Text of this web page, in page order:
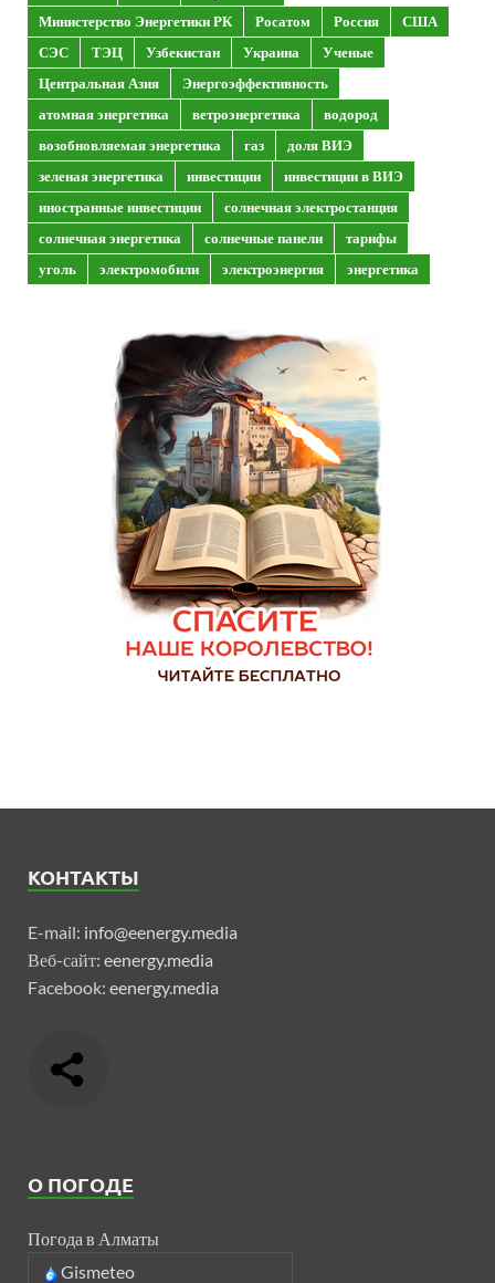
Министерство Энергетики РК
Росатом Россия
США
СЭС
ТЭЦ Узбекистан Украина
Ученые
Центральная Азия
Энергоэффективность
атомная энергетика
ветроэнергетика
водород
возобновляемая энергетика
газ
доля ВИЭ
зеленая энергетика
инвестиции
инвестиции в ВИЭ
иностранные инвестиции
солнечная электростанция
солнечная энергетика
солнечные панели
тарифы
уголь
электромобили электроэнергия энергетика
КОНТАКТЫ
E-mail: info@eenergy.media
Веб-сайт: eenergy.media
Facebook: eenergy.media
О ПОГОДЕ
Погода в Алматы
Gismeteo